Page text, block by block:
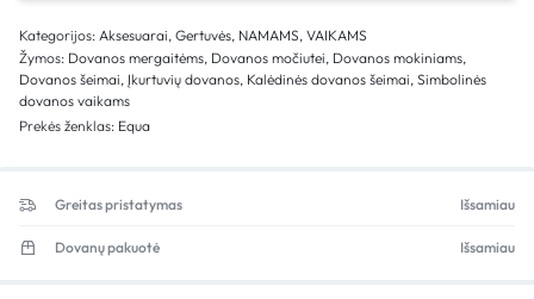
Kategorijos: Aksesuarai, Gertuvės, NAMAMS, VAIKAMS
Žymos: Dovanos mergaitėms, Dovanos močiutei, Dovanos mokiniams,
Dovanos šeimai, Įkurtuvių dovanos, Kalėdinės dovanos šeimai, Simbolinės
dovanos vaikams
Prekės ženklas: Equa
Greitas pristatymas Išsamiau
Dovanų pakuotė Išsamiau